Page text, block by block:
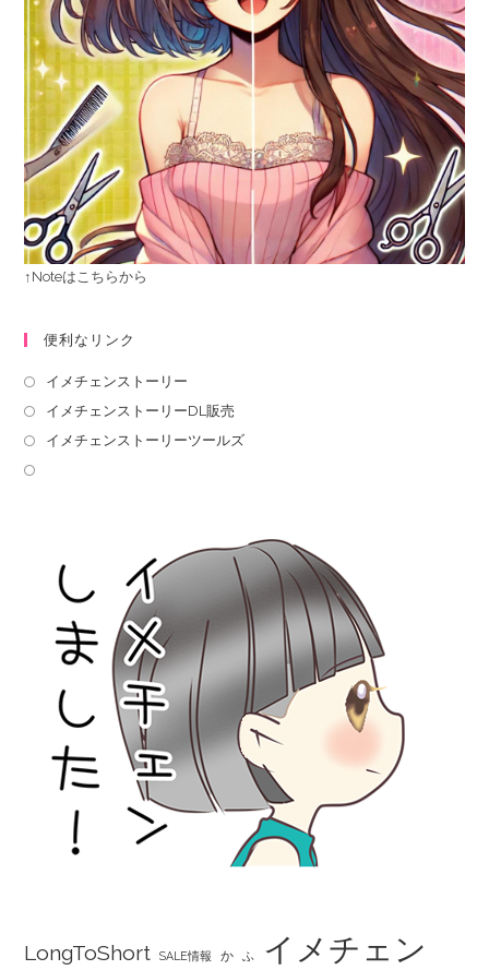
↑Noteはこちらから
便利なリンク
イメチェンストーリー
イメチェンストーリーDL販売
イメチェンストーリーツールズ
LongToShort SALE情報 か ふ イメチェン